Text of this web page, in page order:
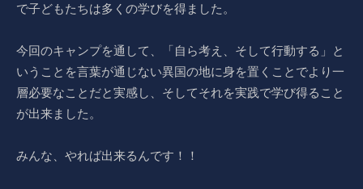
で子どもたちは多くの学びを得ました。
今回のキャンプを通して、「自ら考え、そして行動する」と
いうことを言葉が通じない異国の地に身を置くことでより一
層必要なことだと実感し、そしてそれを実践で学び得ること
が出来ました。
みんな、やれば出来るんです！！